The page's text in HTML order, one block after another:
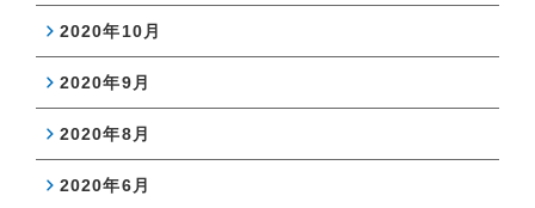
2020年10月
2020年9月
2020年8月
2020年6月